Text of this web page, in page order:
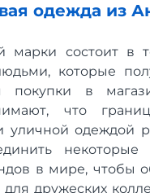
одежда из
марки состоит в
которые
покупки в
что
уличной одеждой
в мире, чтобы
дружеских